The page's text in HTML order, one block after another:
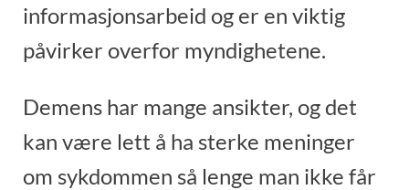
informasjonsarbeid og er en viktig
påvirker overfor myndighetene.
Demens har mange ansikter, og det
kan være lett å ha sterke meninger
om sykdommen så lenge man ikke får